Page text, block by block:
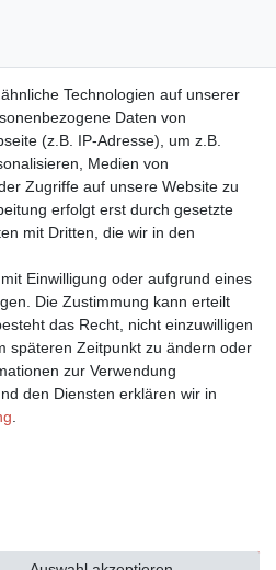
Technologien auf unserer
Daten von
(z.B. IP-Adresse), um z.B.
Medien von
Zugriffe auf unsere Website zu
erfolgt erst durch gesetzte
mit Dritten, die wir in den
Einwilligung oder aufgrund eines
Die Zustimmung kann erteilt
das Recht, nicht einzuwilligen
späteren Zeitpunkt zu ändern oder
zur Verwendung
den Diensten erklären wir in